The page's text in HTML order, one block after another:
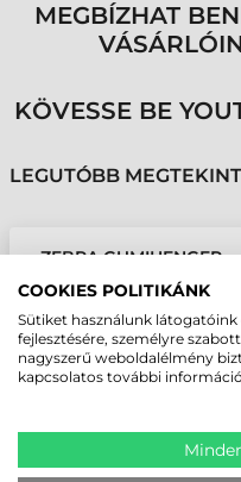
MEGBÍZHAT
KÖVESSE BE
LEGUTÓBB
ZEBRA GUMIHENGER,
ZEBRA ZT220, ZT230
COOKIES POLITIKÁNK
Sütiket használunk
fejlesztésére, személyre
nagyszerű weboldalélmény
kapcsolatos további